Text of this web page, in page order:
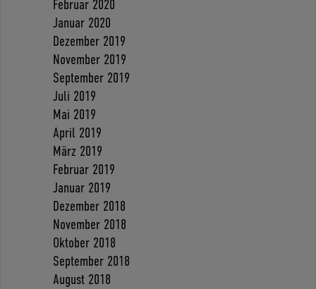
Februar 2020
Januar 2020
Dezember 2019
November 2019
September 2019
Juli 2019
Mai 2019
April 2019
März 2019
Februar 2019
Januar 2019
Dezember 2018
November 2018
Oktober 2018
September 2018
August 2018